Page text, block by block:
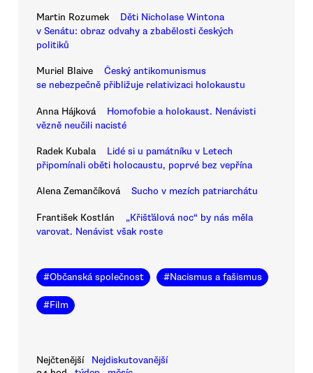
Martin Rozumek
Děti Nicholase Wintona
v Senátu: obraz odvahy a zbabělosti českých
politiků
Muriel Blaive
Český antikomunismus
se nebezpečně přibližuje relativizaci holokaustu
Anna Hájková
Homofobie a holokaust. Nenávisti
vězně neučili nacisté
Radek Kubala
Lidé si u památníku v Letech
připomínali oběti holocaustu, poprvé bez vepřína
Alena Zemančíková Sucho v mezích patriarchátu
František Kostlán
„Křišťálová noc“ by nás měla
varovat. Nenávist však roste
#Občanská společnost #Nacismus a fašismus
#Film
Nejčtenější
Nejdiskutovanější